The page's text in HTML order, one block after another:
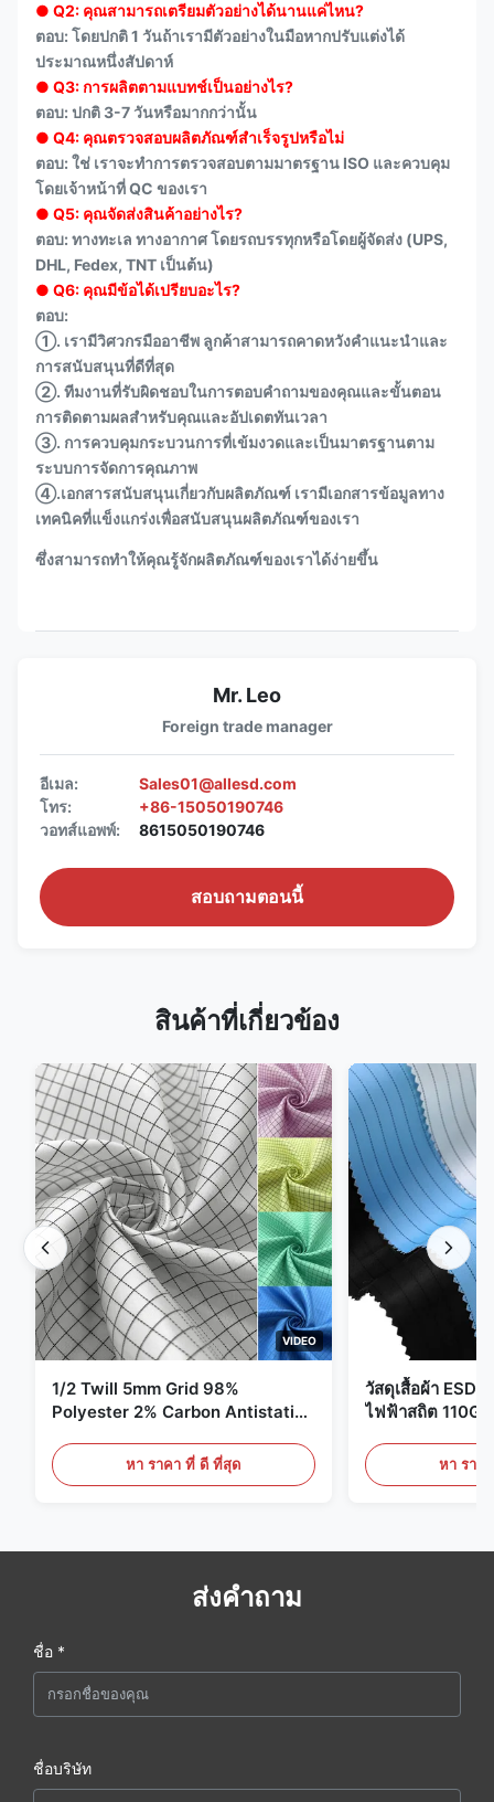
● Q2: คุณสามารถเตรียมตัวอย่างได้นานแค่ไหน?
ตอบ: โดยปกติ 1 วันถ้าเรามีตัวอย่างในมือหากปรับแต่งได้
ประมาณหนึ่งสัปดาห์
● Q3: การผลิตตามแบทช์เป็นอย่างไร?
ตอบ: ปกติ 3-7 วันหรือมากกว่านั้น
● Q4: คุณตรวจสอบผลิตภัณฑ์สำเร็จรูปหรือไม่
ตอบ: ใช่ เราจะทำการตรวจสอบตามมาตรฐาน ISO และควบคุม
โดยเจ้าหน้าที่ QC ของเรา
● Q5: คุณจัดส่งสินค้าอย่างไร?
ตอบ: ทางทะเล ทางอากาศ โดยรถบรรทุกหรือโดยผู้จัดส่ง (UPS,
DHL, Fedex, TNT เป็นต้น)
● Q6: คุณมีข้อได้เปรียบอะไร?
ตอบ:
①. เรามีวิศวกรมืออาชีพ ลูกค้าสามารถคาดหวังคำแนะนำและ
การสนับสนุนที่ดีที่สุด
②. ทีมงานที่รับผิดชอบในการตอบคำถามของคุณและขั้นตอน
การติดตามผลสำหรับคุณและอัปเดตทันเวลา
③. การควบคุมกระบวนการที่เข้มงวดและเป็นมาตรฐานตาม
ระบบการจัดการคุณภาพ
④.เอกสารสนับสนุนเกี่ยวกับผลิตภัณฑ์ เรามีเอกสารข้อมูลทาง
เทคนิคที่แข็งแกร่งเพื่อสนับสนุนผลิตภัณฑ์ของเรา
ซึ่งสามารถทำให้คุณรู้จักผลิตภัณฑ์ของเราได้ง่ายขึ้น
Mr. Leo
Foreign trade manager
อีเมล:
Sales01@allesd.com
โทร:
+86-15050190746
วอทส์แอพพ์:
8615050190746
สอบถามตอนนี้
สินค้าที่เกี่ยวข้อง
VIDEO
1/2 Twill 5mm Grid 98%
Polyester 2% Carbon Antistatic
หา ราคา ที่ ดี ที่สุด
วัสดุเสื้อผ้า ESD
ไฟฟ้าสถิต
หา ราค
ส่งคำถาม
ชื่อ *
ชื่อบริษัท